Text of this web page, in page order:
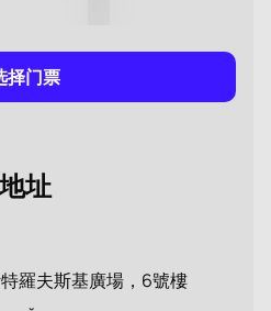
择门票
地址
羅夫斯基廣場，6號樓